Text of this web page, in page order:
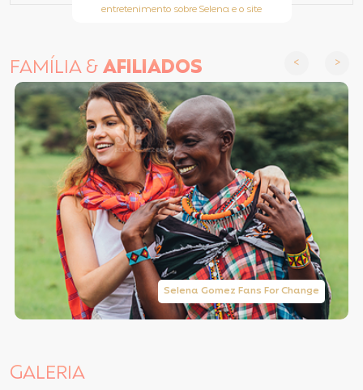
entretenimento sobre Selena e o site
FAMÍLIA &AFILIADOS
Selena Gomez Fans For Change
GALERIA